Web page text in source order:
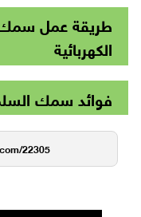
طريقة عمل سمك
الكهربائية
فوائد سمك